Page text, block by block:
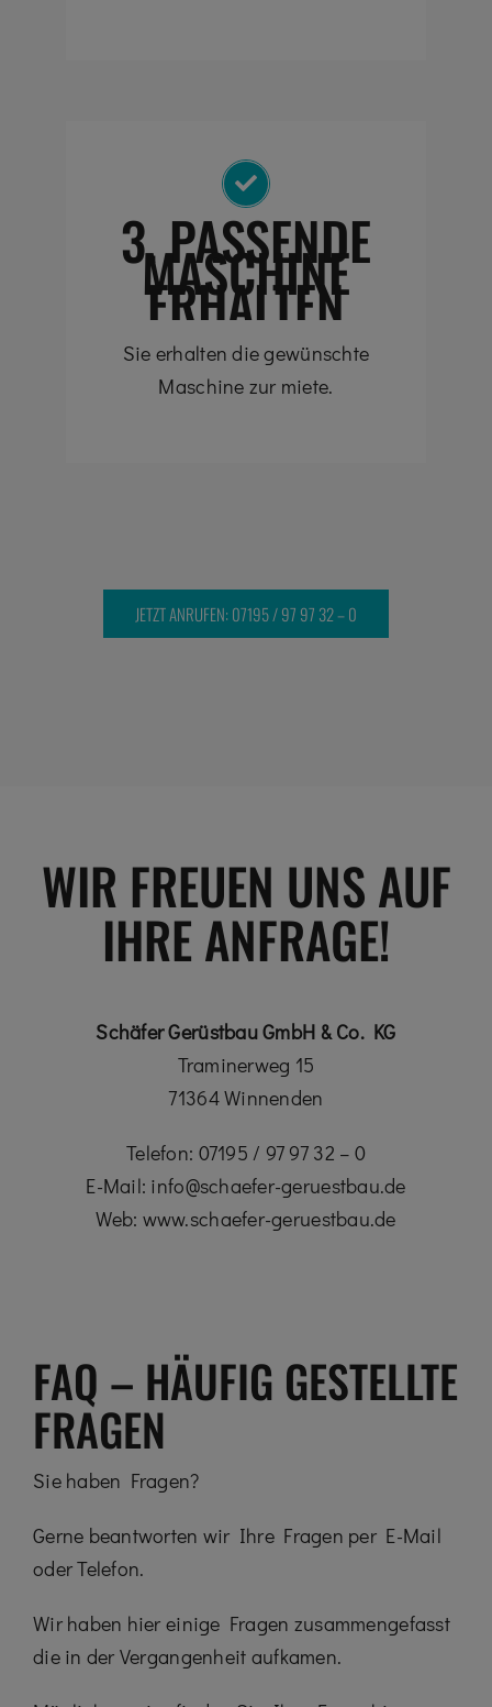
3. PASSENDE
MASCHINE
ERHALTEN
Sie erhalten die gewünschte
Maschine zur miete.
JETZT ANRUFEN: 07195 / 97 97 32 – 0
WIR FREUEN UNS AUF
IHRE ANFRAGE!
Schäfer Gerüstbau GmbH & Co. KG
Traminerweg 15
71364 Winnenden
Telefon: 07195 / 97 97 32 – 0
E-Mail: info@schaefer-geruestbau.de
Web: www.schaefer-geruestbau.de
FAQ – HÄUFIG GESTELLTE
FRAGEN
Sie haben Fragen?
Gerne beantworten wir Ihre Fragen per E-Mail
oder Telefon.
Wir haben hier einige Fragen zusammengefasst
die in der Vergangenheit aufkamen.